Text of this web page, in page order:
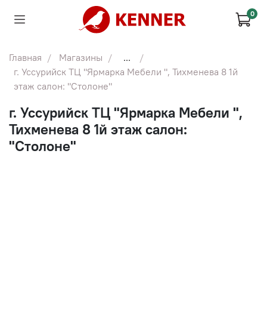
0
Главная Магазины
...
г. Уссурийск ТЦ "Ярмарка Мебели ", Тихменева 8 1й
этаж салон: "Столоне"
г. Уссурийск ТЦ "Ярмарка Мебели ",
Тихменева 8 1й этаж салон:
"Столоне"